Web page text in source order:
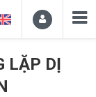
LẶP DỊ